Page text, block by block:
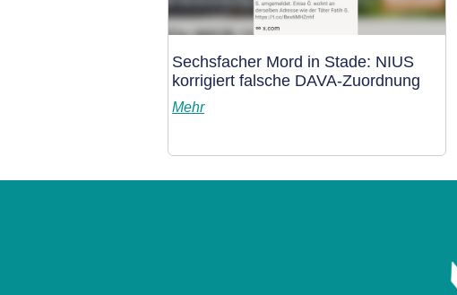
Sechsfacher Mord in Stade: NIUS
korrigiert falsche DAVA-Zuordnung
Mehr